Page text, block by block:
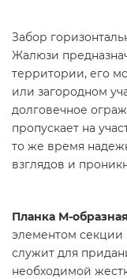
Забор
Жалюзи
территории, его
или загородном
долговечное
пропускает на
то же время
взглядов и
Планка М-образная
элементом секции
служит для
необходимой